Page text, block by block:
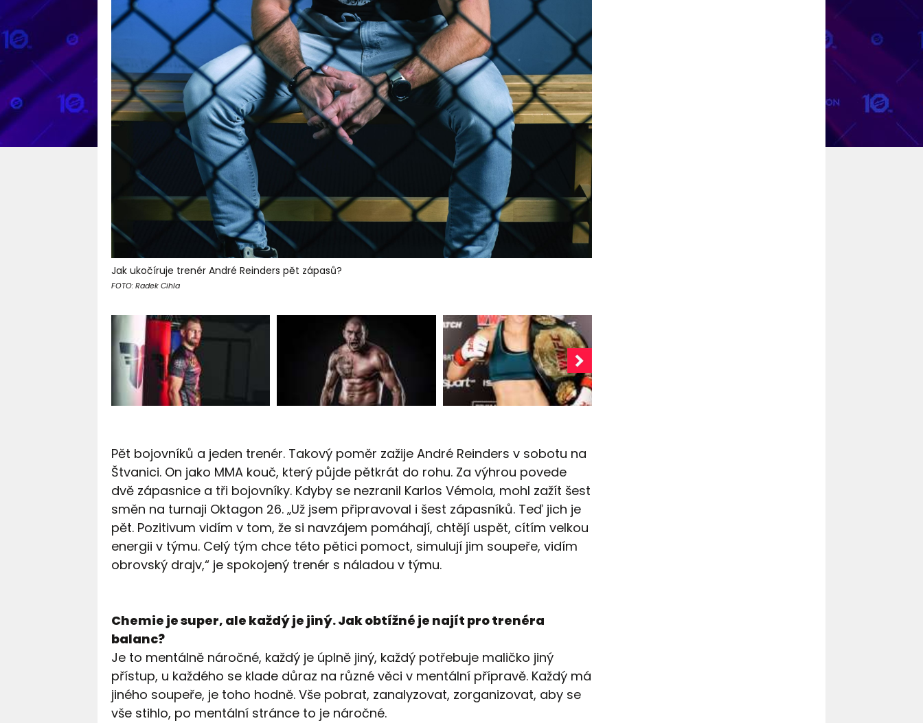
Jak ukočíruje trenér André Reinders pět zápasů?
FOTO: Radek Cihla
Pět bojovníků a jeden trenér. Takový poměr zažije André Reinders v sobotu na
Štvanici. On jako MMA kouč, který půjde pětkrát do rohu. Za výhrou povede
dvě zápasnice a tři bojovníky. Kdyby se nezranil Karlos Vémola, mohl zažít šest
směn na turnaji Oktagon 26. „Už jsem připravoval i šest zápasníků. Teď jich je
pět. Pozitivum vidím v tom, že si navzájem pomáhají, chtějí uspět, cítím velkou
energii v týmu. Celý tým chce této pětici pomoct, simulují jim soupeře, vidím
obrovský drajv,“ je spokojený trenér s náladou v týmu.
Chemie je super, ale každý je jiný. Jak obtížné je najít pro trenéra
balanc?
Je to mentálně náročné, každý je úplně jiný, každý potřebuje maličko jiný
přístup, u každého se klade důraz na různé věci v mentální přípravě. Každý má
jiného soupeře, je toho hodně. Vše pobrat, zanalyzovat, zorganizovat, aby se
vše stihlo, po mentální stránce to je náročné.